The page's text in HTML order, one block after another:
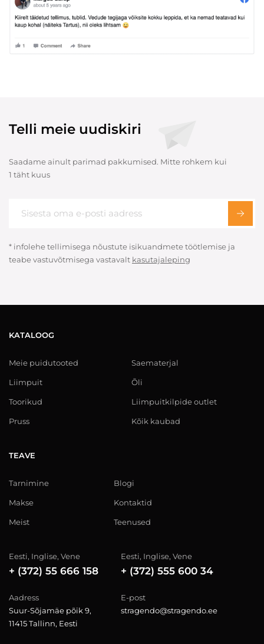
Telli meie uudiskiri
Saadame ainult parimad pakkumised. Mitte rohkem kui
1 täht kuus
* infolehe tellimisega nõustute isikuandmete töötlemise ja
teabe vastuvõtmisega vastavalt kasutajaleping
KATALOOG
Meie puidutooted
Liimpuit
Toorikud
Pruss
Saematerjal
Õli
Liimpuitkilpide outlet
Kõik kaubad
TEAVE
Tarnimine
Makse
Meist
Blogi
Kontaktid
Teenused
Eesti, Inglise, Vene
+ (372) 55 666 158
Eesti, Inglise, Vene
+ (372) 555 600 34
Aadress
Suur-Sõjamäe põik 9,
11415 Tallinn, Eesti
E-post
stragendo@stragendo.ee